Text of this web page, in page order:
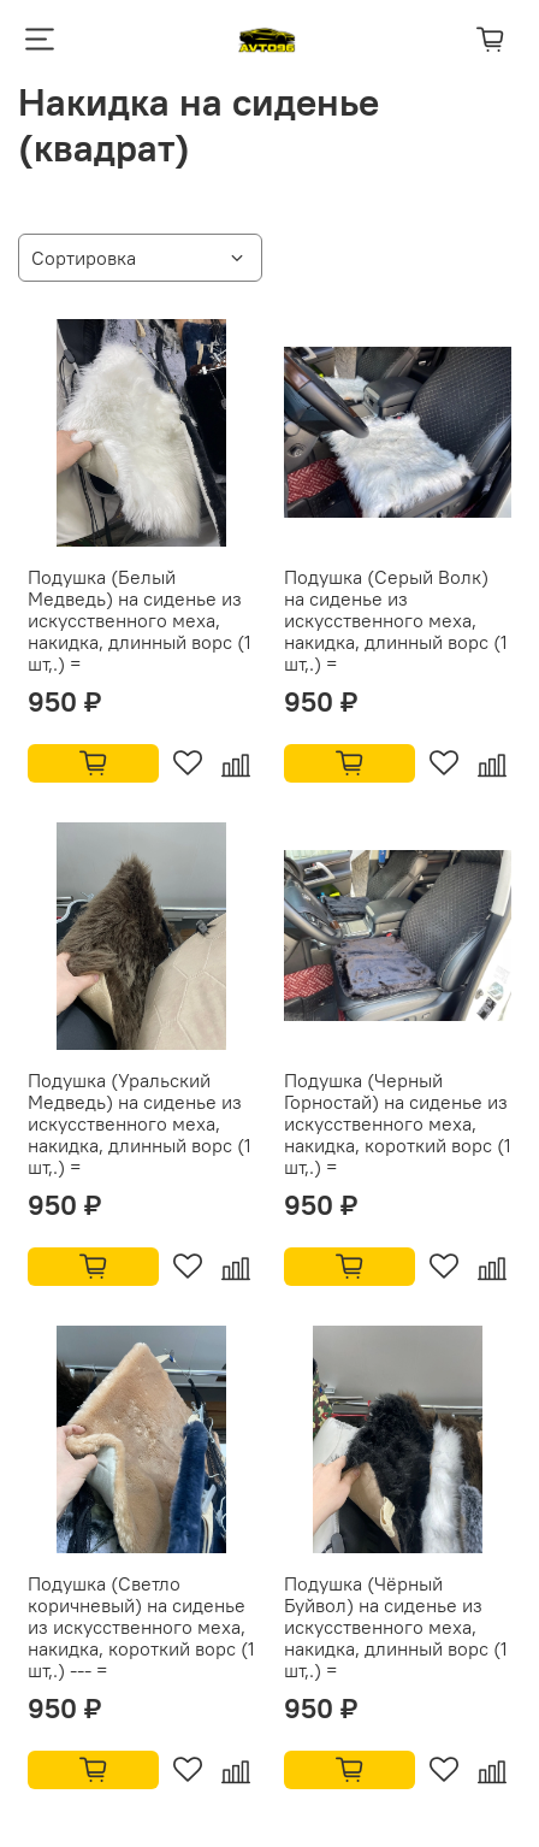
Накидка на сиденье
(квадрат)
Подушка (Белый
Медведь) на сиденье из
искусственного меха,
накидка, длинный ворс (1
шт,.) =
950 ₽
Подушка (Серый Волк)
на сиденье из
искусственного меха,
накидка, длинный ворс (1
шт,.) =
950 ₽
Подушка (Уральский
Медведь) на сиденье из
искусственного меха,
накидка, длинный ворс (1
шт,.) =
950 ₽
Подушка (Черный
Горностай) на сиденье из
искусственного меха,
накидка, короткий ворс (1
шт,.) =
950 ₽
Подушка (Светло
коричневый) на сиденье
из искусственного меха,
накидка, короткий ворс (1
шт,.) --- =
950 ₽
Подушка (Чёрный
Буйвол) на сиденье из
искусственного меха,
накидка, длинный ворс (1
шт,.) =
950 ₽